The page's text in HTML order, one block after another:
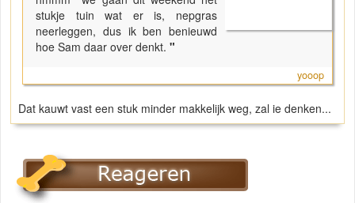
stukje tuin wat er is, nepgras
neerleggen, dus ik ben benieuwd
hoe Sam daar over denkt. "
yooop
Dat kauwt vast een stuk minder makkelijk weg, zal ie denken...